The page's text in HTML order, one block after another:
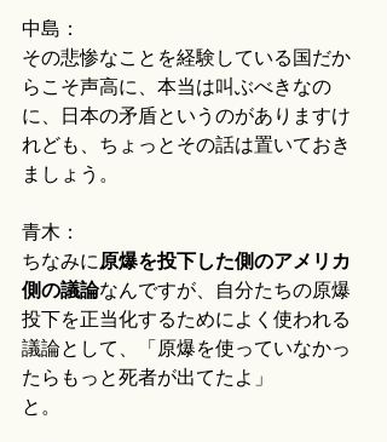
中島：
その悲惨なことを経験している国だか
らこそ声高に、本当は叫ぶべきなの
に、日本の矛盾というのがありますけ
れども、ちょっとその話は置いておき
ましょう。
青木：
ちなみに 原爆を投下した側のアメリカ
側の議論なんですが、自分たちの原爆
投下を正当化するためによく使われる
議論として、「原爆を使っていなかっ
たらもっと死者が出てたよ」
と。